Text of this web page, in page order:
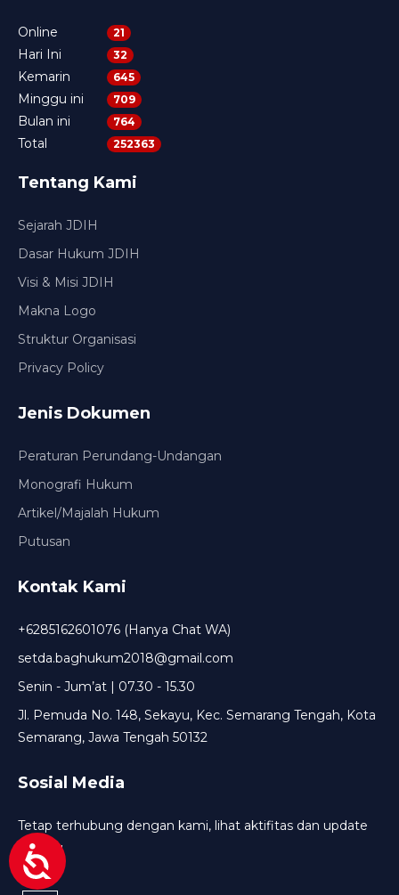
Online 21
Hari Ini 32
Kemarin 645
Minggu ini 709
Bulan ini 764
Total 252363
Tentang Kami
Sejarah JDIH
Dasar Hukum JDIH
Visi & Misi JDIH
Makna Logo
Struktur Organisasi
Privacy Policy
Jenis Dokumen
Peraturan Perundang-Undangan
Monografi Hukum
Artikel/Majalah Hukum
Putusan
Kontak Kami
+6285162601076 (Hanya Chat WA)
setda.baghukum2018@gmail.com
Senin - Jum’at | 07.30 - 15.30
Jl. Pemuda No. 148, Sekayu, Kec. Semarang Tengah, Kota
Semarang, Jawa Tengah 50132
Sosial Media
Tetap terhubung dengan kami, lihat aktifitas dan update
terbaru